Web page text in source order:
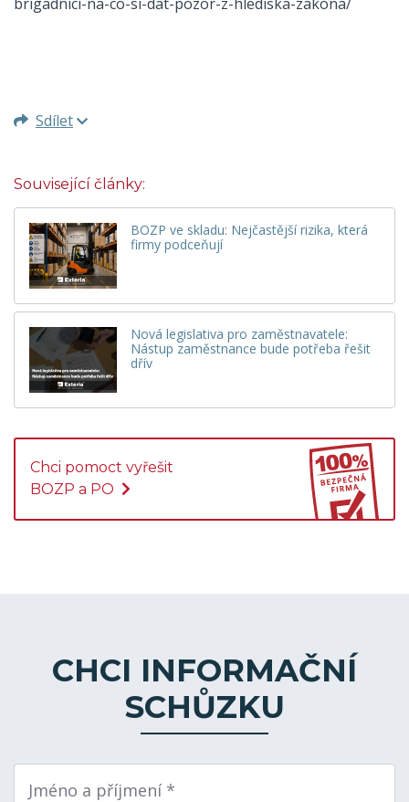
Sdílet
Související články:
BOZP ve skladu: Nejčastější rizika, která
firmy podceňují
Nová legislativa pro zaměstnavatele:
Nástup zaměstnance bude potřeba řešit
dřív
Chci pomoct vyřešit
BOZP a PO
CHCI INFORMAČNÍ
SCHŮZKU
Jméno a příjmení *